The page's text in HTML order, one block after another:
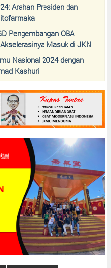
Arahan Presiden dan
Pengembangan OBA
Masuk di JKN
Nasional 2024 dengan
Kashuri